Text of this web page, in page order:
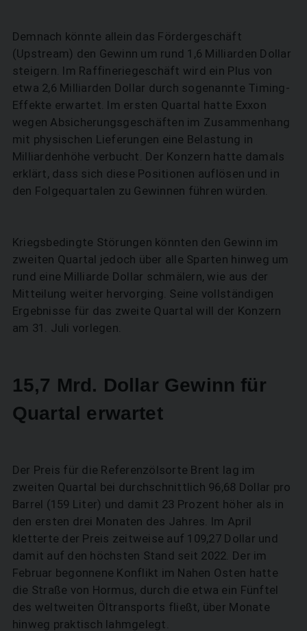
Demnach könnte allein das Fördergeschäft
(Upstream) den Gewinn um rund 1,6 Milliarden Dollar
steigern. Im Raffineriegeschäft wird ein Plus von
etwa 2,6 Milliarden Dollar durch sogenannte Timing-
Effekte erwartet. Im ersten Quartal hatte Exxon
wegen Absicherungsgeschäften im Zusammenhang
mit physischen Lieferungen eine Belastung in
Milliardenhöhe verbucht. Der Konzern hatte damals
erklärt, dass sich diese Positionen auflösen und in
den Folgequartalen zu Gewinnen führen würden.
Kriegsbedingte Störungen könnten den Gewinn im
zweiten Quartal jedoch über alle Sparten hinweg um
rund eine Milliarde Dollar schmälern, wie aus der
Mitteilung weiter hervorging. Seine vollständigen
Ergebnisse für das zweite Quartal will der Konzern
am 31. Juli vorlegen.
15,7 Mrd. Dollar Gewinn für
Quartal erwartet
Der Preis für die Referenzölsorte Brent lag im
zweiten Quartal bei durchschnittlich 96,68 Dollar pro
Barrel (159 Liter) und damit 23 Prozent höher als in
den ersten drei Monaten des Jahres. Im April
kletterte der Preis zeitweise auf 109,27 Dollar und
damit auf den höchsten Stand seit 2022. Der im
Februar begonnene Konflikt im Nahen Osten hatte
die Straße von Hormus, durch die etwa ein Fünftel
des weltweiten Öltransports fließt, über Monate
hinweg praktisch lahmgelegt.
SUCHEN